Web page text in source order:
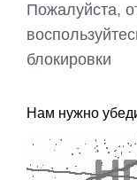
Пожалуйста,
блокировки
Нам нужно